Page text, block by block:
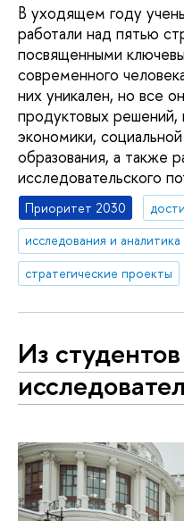
В уходящем году
работали над пятью
посвященными
современного
них уникален, но все
продуктовых
экономики,
образования, а также
исследовательского
Приоритет 2030
исследования и аналитика
стратегические проекты
Из